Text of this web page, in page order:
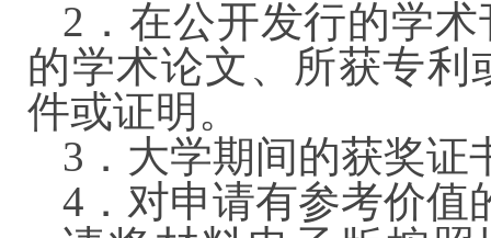
2．在公开发行的学
的学术论文、所获专
件或证明。
3．大学期间的获奖
4．对申请有参考价